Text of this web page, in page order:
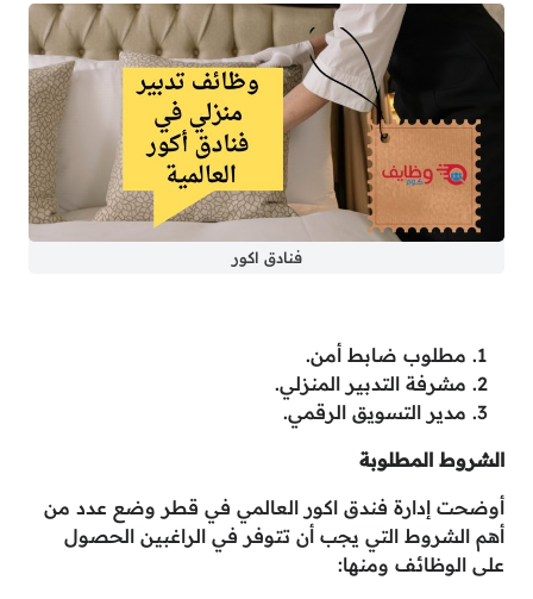
فنادق اكور
مطلوب ضابط أمن.
مشرفة التدبير المنزلي.
مدير التسويق الرقمي.
الشروط المطلوبة
أوضحت إدارة فندق اكور العالمي في قطر وضع عدد من
أهم الشروط التي يجب أن تتوفر في الراغبين الحصول
على الوظائف ومنها: